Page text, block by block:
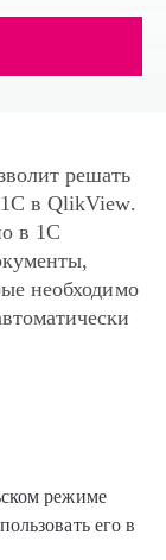
решать
1С в QlikView.
в 1С
необходимо
режиме
его в